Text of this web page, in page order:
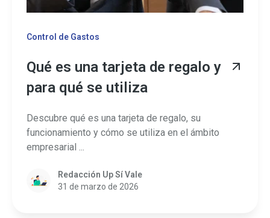
Control de Gastos
Qué es una tarjeta de regalo y
para qué se utiliza
Descubre qué es una tarjeta de regalo, su
funcionamiento y cómo se utiliza en el ámbito
empresarial ...
Redacción Up Sí Vale
31 de marzo de 2026